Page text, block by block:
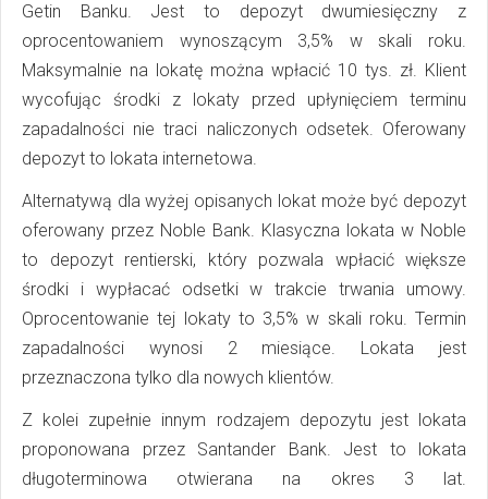
Getin Banku. Jest to depozyt dwumiesięczny z
oprocentowaniem wynoszącym 3,5% w skali roku.
Maksymalnie na lokatę można wpłacić 10 tys. zł. Klient
wycofując środki z lokaty przed upłynięciem terminu
zapadalności nie traci naliczonych odsetek. Oferowany
depozyt to lokata internetowa.
Alternatywą dla wyżej opisanych lokat może być depozyt
oferowany przez Noble Bank. Klasyczna lokata w Noble
to depozyt rentierski, który pozwala wpłacić większe
środki i wypłacać odsetki w trakcie trwania umowy.
Oprocentowanie tej lokaty to 3,5% w skali roku. Termin
zapadalności wynosi 2 miesiące. Lokata jest
przeznaczona tylko dla nowych klientów.
Z kolei zupełnie innym rodzajem depozytu jest lokata
proponowana przez Santander Bank. Jest to lokata
długoterminowa otwierana na okres 3 lat.